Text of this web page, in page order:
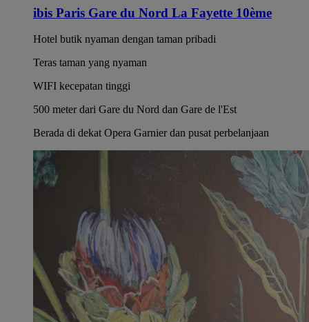
ibis Paris Gare du Nord La Fayette 10ème
Hotel butik nyaman dengan taman pribadi
Teras taman yang nyaman
WIFI kecepatan tinggi
500 meter dari Gare du Nord dan Gare de l'Est
Berada di dekat Opera Garnier dan pusat perbelanjaan